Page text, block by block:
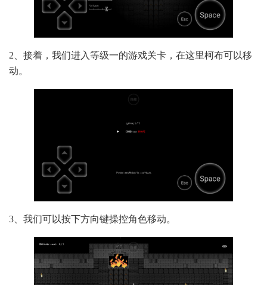
2、接着，我们进入等级一的游戏关卡，在这里柯布可以移
动。
3、我们可以按下方向键操控角色移动。